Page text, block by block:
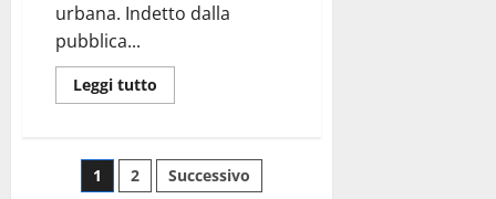
urbana. Indetto dalla
pubblica...
Leggi tutto
1 2 Successivo